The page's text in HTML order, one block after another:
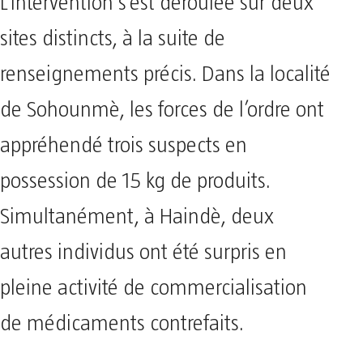
sites distincts, à la suite de
renseignements précis. Dans la localité
de Sohounmè, les forces de l’ordre ont
appréhendé trois suspects en
possession de 15 kg de produits.
Simultanément, à Haindè, deux
autres individus ont été surpris en
pleine activité de commercialisation
de médicaments contrefaits.